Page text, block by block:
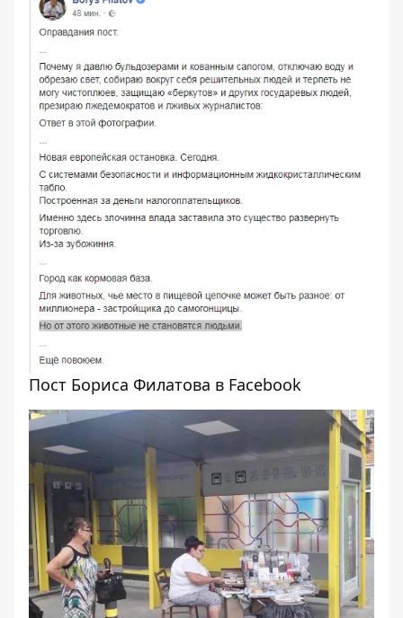
Пост Бориса Филатова в Facebook